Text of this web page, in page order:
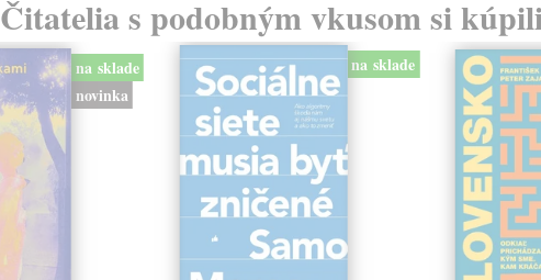
Čitatelia s podobným vkusom si
na sklade
novinka
na sklade